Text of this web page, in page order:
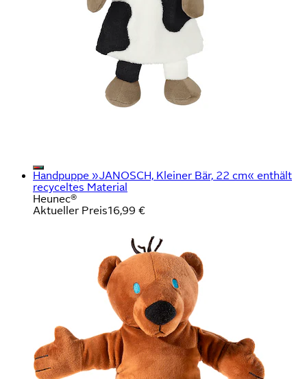
Handpuppe »JANOSCH, Kleiner Bär, 22 cm« enthält
recyceltes Material
Heunec®
Aktueller Preis16,99 €